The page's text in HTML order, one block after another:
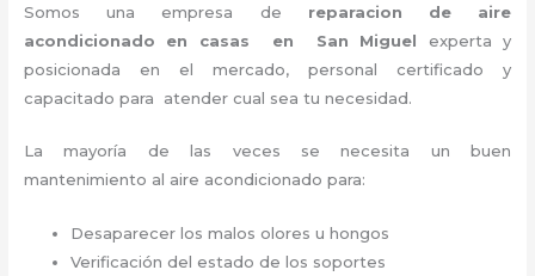
Somos una empresa de reparacion de aire
acondicionado en casas en San Miguel experta y
posicionada en el mercado, personal certificado y
capacitado para atender cual sea tu necesidad.
La mayoría de las veces se necesita un buen
mantenimiento al aire acondicionado para:
Desaparecer los malos olores u hongos
Verificación del estado de los soportes